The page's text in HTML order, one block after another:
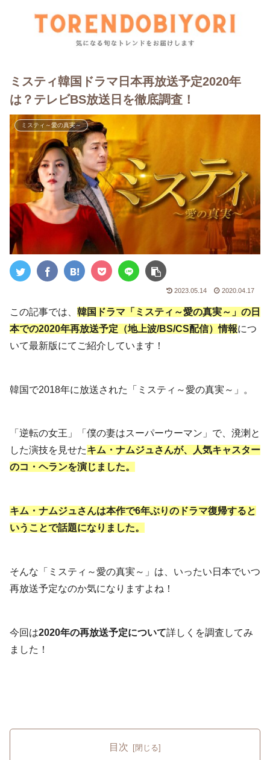
ミスティ韓国ドラマ日本再放送予定2020年
は？テレビBS放送日を徹底調査！
ミスティ～愛の真実～
2023.05.14 2020.04.17
この記事では、 韓国ドラマ「ミスティ～愛の真実～」の日
本での2020年再放送予定（地上波/BS/CS配信）情報につ
いて最新版にてご紹介しています！
韓国で2018年に放送された「ミスティ～愛の真実～」。
「逆転の女王」「僕の妻はスーパーウーマン」で、溌溂と
した演技を見せたキム・ナムジュさんが、人気キャスター
のコ・ヘランを演じました。
キム・ナムジュさんは本作で6年ぶりのドラマ復帰すると
いうことで話題になりました。
そんな「ミスティ～愛の真実～」は、いったい日本でいつ
再放送予定なのか気になりますよね！
今回は2020年の再放送予定について詳しくを調査してみ
ました！
目次